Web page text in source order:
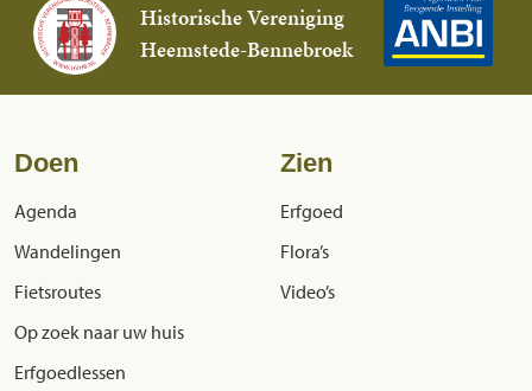
Historische Vereniging
Heemstede-Bennebroek
Doen
Agenda
Wandelingen
Fietsroutes
Op zoek naar uw huis
Erfgoedlessen
Zien
Erfgoed
Flora’s
Video’s